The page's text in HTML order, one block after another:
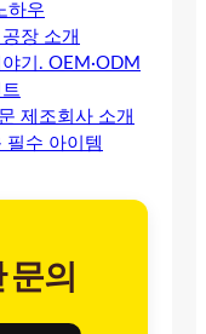
하우
장 소개
기. OEM·ODM
제조회사 소개
필수 아이템
의